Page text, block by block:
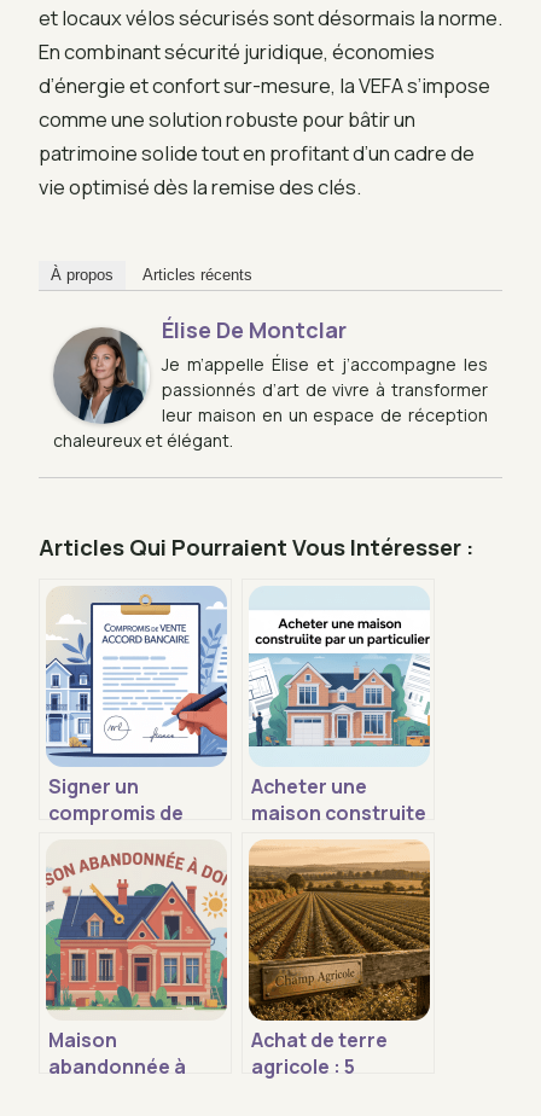
et locaux vélos sécurisés sont désormais la norme.
En combinant sécurité juridique, économies
d’énergie et confort sur-mesure, la VEFA s’impose
comme une solution robuste pour bâtir un
patrimoine solide tout en profitant d’un cadre de
vie optimisé dès la remise des clés.
À propos Articles récents
Élise De Montclar
Je m’appelle Élise et j’accompagne les
passionnés d’art de vivre à transformer
leur maison en un espace de réception
chaleureux et élégant.
Articles Qui Pourraient Vous Intéresser :
Signer un
compromis de
l’accord de la
banque : est-ce
risqué ?
Acheter une
maison construite
par un particulier :
le guide pour
acheter sans
risque
Maison
abandonnée à
Achat de terre
agricole : 5